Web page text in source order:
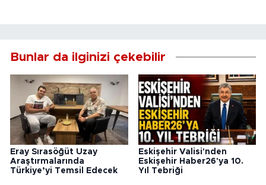
Bunlar da ilginizi çekebilir
Eray Sırasöğüt Uzay
Araştırmalarında
Türkiye’yi Temsil Edecek
Eskişehir Valisi'nden
Eskişehir Haber26'ya 10.
Yıl Tebriği